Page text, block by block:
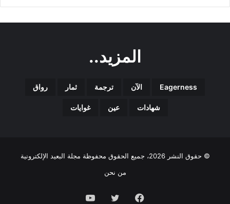
المزيد..
Eagerness الآن ترجمة ثمار رواق
شهادات عين غوايات
© حقوق النشر 2026، جميع الحقوق محفوظة مجلة البعيد الإلكترونية
من نحن
فيسبوك تويتر